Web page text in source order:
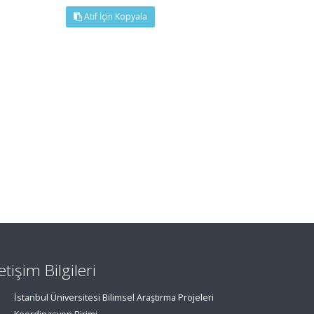
Atıf İçin Kopyala
Bilgileri
İstanbul Üniversitesi Bilimsel Araştırma Projeleri